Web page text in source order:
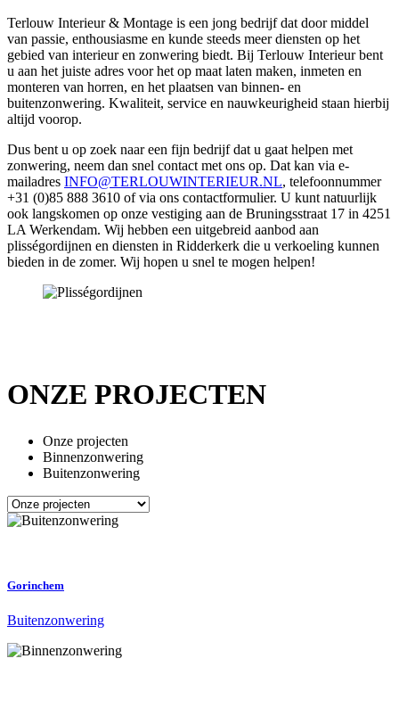
Terlouw Interieur & Montage is een jong bedrijf dat door middel
van passie, enthousiasme en kunde steeds meer diensten op het
gebied van interieur en zonwering biedt. Bij Terlouw Interieur bent
u aan het juiste adres voor het op maat laten maken, inmeten en
monteren van horren, en het plaatsen van binnen- en
buitenzonwering. Kwaliteit, service en nauwkeurigheid staan hierbij
altijd voorop.
Dus bent u op zoek naar een fijn bedrijf dat u gaat helpen met
zonwering, neem dan snel contact met ons op. Dat kan via e-
mailadres INFO@TERLOUWINTERIEUR.NL, telefoonnummer
+31 (0)85 888 3610 of via ons contactformulier. U kunt natuurlijk
ook langskomen op onze vestiging aan de Bruningsstraat 17 in 4251
LA Werkendam. Wij hebben een uitgebreid aanbod aan
plisségordijnen en diensten in Ridderkerk die u verkoeling kunnen
bieden in de zomer. Wij hopen u snel te mogen helpen!
ONZE PROJECTEN
Onze projecten
Binnenzonwering
Buitenzonwering
Gorinchem
Buitenzonwering